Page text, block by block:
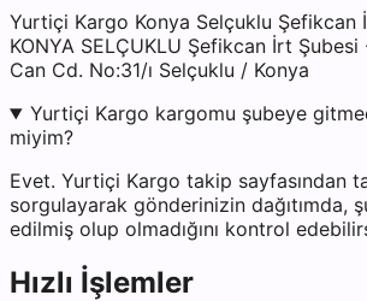
Yurtiçi Kargo Konya Selçuklu Şefikcan
KONYA SELÇUKLU Şefikcan İrt
Can Cd. No:31/ı Selçuklu / Konya
Yurtiçi Kargo kargomu şubeye
miyim?
Evet. Yurtiçi Kargo takip sayfasından
sorgulayarak gönderinizin dağıtımda,
edilmiş olup olmadığını kontrol
Hızlı İşlemler